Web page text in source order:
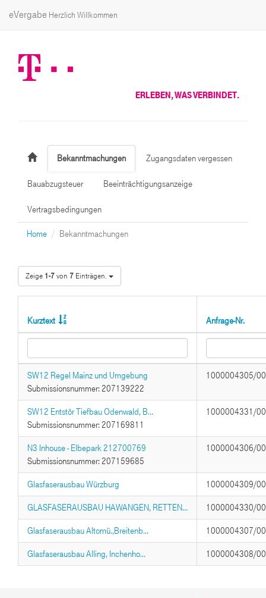
eVergabe Herzlich Willkommen
ERLEBEN, WAS VERBINDET.
Bekanntmachungen Zugangsdaten vergessen
Bauabzugsteuer Beeinträchtigungsanzeige
Vertragsbedingungen
Home Bekanntmachungen
Zeige 1-7von 7 Einträgen.
Kurztext Anfrage-Nr.
SW12 Regel Mainz und Umgebung
Submissionsnummer: 207139222
1000004305/
SW12 Entstör Tiefbau Odenwald, B...
Submissionsnummer: 207169811
1000004331/
N3 Inhouse - Elbepark 212700769
Submissionsnummer: 207159685
1000004306/
Glasfaserausbau Würzburg 1000004309/
GLASFASERAUSBAU HAWANGEN, RETTEN... 1000004330/
Glasfaserausbau Altomü.,Breitenb... 1000004307/
Glasfaserausbau Alling, Inchenho... 1000004308/